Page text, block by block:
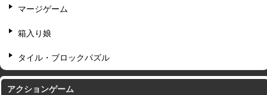
マージゲーム
箱入り娘
タイル・ブロックパズル
アクションゲーム